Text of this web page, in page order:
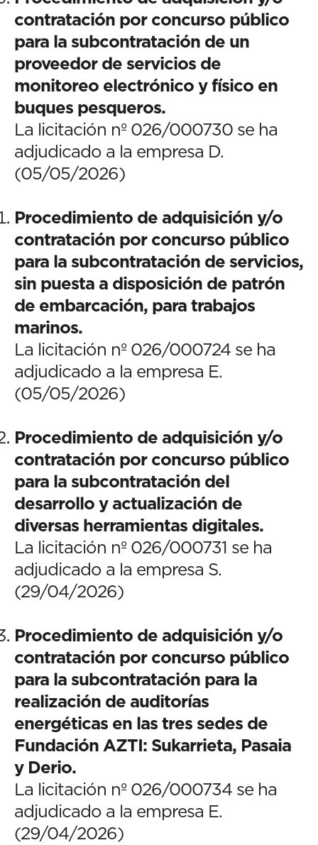
contratación por concurso público
para la subcontratación de un
proveedor de servicios de
monitoreo electrónico y físico en
buques pesqueros.
La licitación nº 026/000730 se ha
adjudicado a la empresa D.
(05/05/2026)
Procedimiento de adquisición y/o
contratación por concurso público
para la subcontratación de servicios,
sin puesta a disposición de patrón
de embarcación, para trabajos
marinos.
La licitación nº 026/000724 se ha
adjudicado a la empresa E.
(05/05/2026)
Procedimiento de adquisición y/o
contratación por concurso público
para la subcontratación del
desarrollo y actualización de
diversas herramientas digitales.
La licitación nº 026/000731 se ha
adjudicado a la empresa S.
(29/04/2026)
Procedimiento de adquisición y/o
contratación por concurso público
para la subcontratación para la
realización de auditorías
energéticas en las tres sedes de
Fundación AZTI: Sukarrieta, Pasaia
y Derio.
La licitación nº 026/000734 se ha
adjudicado a la empresa E.
(29/04/2026)